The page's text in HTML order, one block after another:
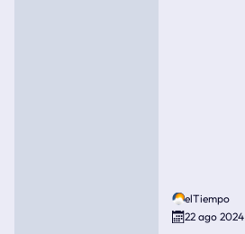
elTiempo
22 ago 2024